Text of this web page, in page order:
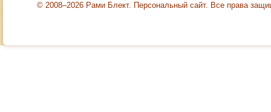
© 2008–2026 Рами Блект. Персональный сайт. Все права